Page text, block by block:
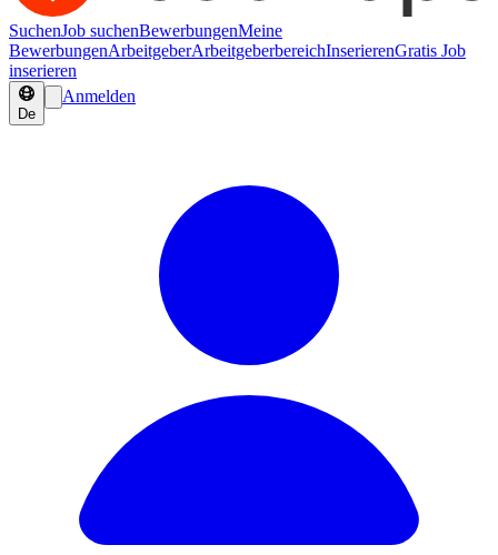
SuchenJob suchenBewerbungenMeine
BewerbungenArbeitgeberArbeitgeberbereichInserierenGratis Job
inserieren
De
Anmelden